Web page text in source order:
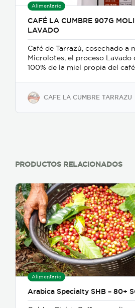
Alimentario
CAFÉ LA CUMBRE 907G
LAVADO
Café de Tarrazú, cosechado a
Microlotes, el proceso Lavado
100% de la miel propia del
garantizada.
CAFE LA CUMBRE TARRAZU
PRODUCTOS RELACIONADOS
Alimentario
Arabica Specialty SHB – 80+